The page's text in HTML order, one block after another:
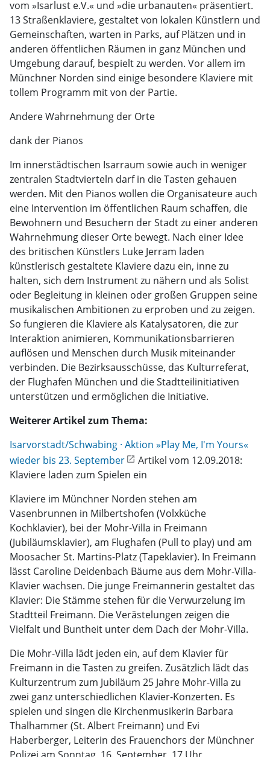
vom »Isarlust e.V.« und »die urbanauten« präsentiert.
13 Straßenklaviere, gestaltet von lokalen Künstlern und
Gemeinschaften, warten in Parks, auf Plätzen und in
anderen öffentlichen Räumen in ganz München und
Umgebung darauf, bespielt zu werden. Vor allem im
Münchner Norden sind einige besondere Klaviere mit
tollem Programm mit von der Partie.
Andere Wahrnehmung der Orte
dank der Pianos
Im innerstädtischen Isarraum sowie auch in weniger
zentralen Stadtvierteln darf in die Tasten gehauen
werden. Mit den Pianos wollen die Organisateure auch
eine Intervention im öffentlichen Raum schaffen, die
Bewohnern und Besuchern der Stadt zu einer anderen
Wahrnehmung dieser Orte bewegt. Nach einer Idee
des britischen Künstlers Luke Jerram laden
künstlerisch gestaltete Klaviere dazu ein, inne zu
halten, sich dem Instrument zu nähern und als Solist
oder Begleitung in kleinen oder großen Gruppen seine
musikalischen Ambitionen zu erproben und zu zeigen.
So fungieren die Klaviere als Katalysatoren, die zur
Interaktion animieren, Kommunikationsbarrieren
auflösen und Menschen durch Musik miteinander
verbinden. Die Bezirksausschüsse, das Kulturreferat,
der Flughafen München und die Stadtteilinitiativen
unterstützen und ermöglichen die Initiative.
Weiterer Artikel zum Thema:
Isarvorstadt/Schwabing · Aktion »Play Me, I'm Yours«
wieder bis 23. September
Artikel vom 12.09.2018:
Klaviere laden zum Spielen ein
Klaviere im Münchner Norden stehen am
Vasenbrunnen in Milbertshofen (Volxküche
Kochklavier), bei der Mohr-Villa in Freimann
(Jubiläumsklavier), am Flughafen (Pull to play) und am
Moosacher St. Martins-Platz (Tapeklavier). In Freimann
lässt Caroline Deidenbach Bäume aus dem Mohr-Villa-
Klavier wachsen. Die junge Freimannerin gestaltet das
Klavier: Die Stämme stehen für die Verwurzelung im
Stadtteil Freimann. Die Verästelungen zeigen die
Vielfalt und Buntheit unter dem Dach der Mohr-Villa.
Die Mohr-Villa lädt jeden ein, auf dem Klavier für
Freimann in die Tasten zu greifen. Zusätzlich lädt das
Kulturzentrum zum Jubiläum 25 Jahre Mohr-Villa zu
zwei ganz unterschiedlichen Klavier-Konzerten. Es
spielen und singen die Kirchenmusikerin Barbara
Thalhammer (St. Albert Freimann) und Evi
Haberberger, Leiterin des Frauenchors der Münchner